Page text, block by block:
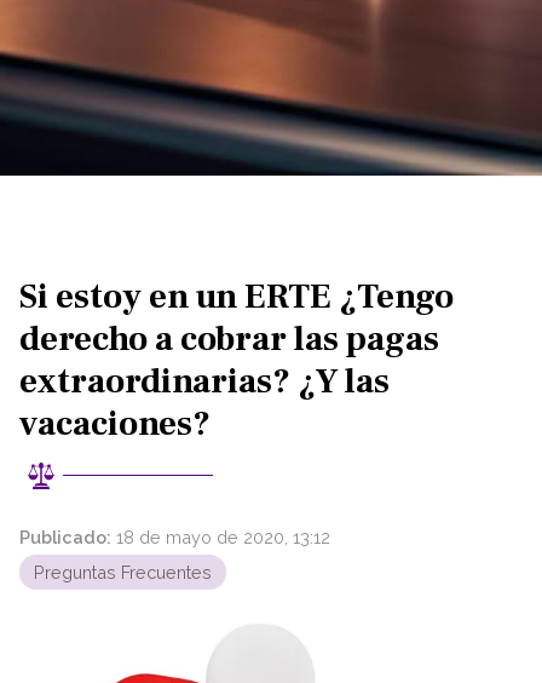
Si estoy en un ERTE ¿Tengo
derecho a cobrar las pagas
extraordinarias? ¿Y las
vacaciones?
Publicado: 18 de mayo de 2020, 13:12
Preguntas Frecuentes